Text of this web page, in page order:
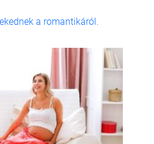
a romantikáról.